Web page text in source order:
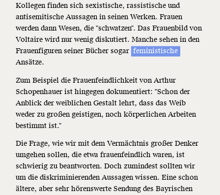
Kollegen finden sich sexistische, rassistische und
antisemitischeAussagen in seinen Werken. Frauen
werden dann Wesen, die "schwatzen". Das Frauenbild von
Voltaire wird nur wenig diskutiert. Manche sehen in den
Frauenfiguren seiner Bücher sogar feministische
Ansätze.
Zum Beispiel die Frauenfeindlichkeit von Arthur
Schopenhauer ist hingegen dokumentiert: "Schon der
Anblick der weiblichen Gestalt lehrt, dass das Weib
weder zu großen geistigen, noch körperlichen Arbeiten
bestimmt ist."
Die Frage, wie wir mit dem Vermächtnis großer Denker
umgehen sollen, die etwa frauenfeindlich waren, ist
schwierig zu beantworten. Doch zumindest sollten wir
um die diskriminierenden Aussagen wissen. Eine schon
ältere, aber sehr hörenswerte Sendung des Bayrischen